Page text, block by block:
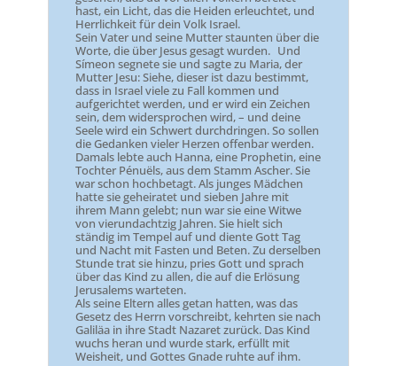
hast, ein Licht, das die Heiden erleuchtet, und
Herrlichkeit für dein Volk Israel.
Sein Vater und seine Mutter staunten über die
Worte, die über Jesus gesagt wurden. Und
Símeon segnete sie und sagte zu Maria, der
Mutter Jesu: Siehe, dieser ist dazu bestimmt,
dass in Israel viele zu Fall kommen und
aufgerichtet werden, und er wird ein Zeichen
sein, dem widersprochen wird, – und deine
Seele wird ein Schwert durchdringen. So sollen
die Gedanken vieler Herzen offenbar werden.
Damals lebte auch Hanna, eine Prophetin, eine
Tochter Pénuëls, aus dem Stamm Ascher. Sie
war schon hochbetagt. Als junges Mädchen
hatte sie geheiratet und sieben Jahre mit
ihrem Mann gelebt; nun war sie eine Witwe
von vierundachtzig Jahren. Sie hielt sich
ständig im Tempel auf und diente Gott Tag
und Nacht mit Fasten und Beten. Zu derselben
Stunde trat sie hinzu, pries Gott und sprach
über das Kind zu allen, die auf die Erlösung
Jerusalems warteten.
Als seine Eltern alles getan hatten, was das
Gesetz des Herrn vorschreibt, kehrten sie nach
Galiläa in ihre Stadt Nazaret zurück. Das Kind
wuchs heran und wurde stark, erfüllt mit
Weisheit, und Gottes Gnade ruhte auf ihm.